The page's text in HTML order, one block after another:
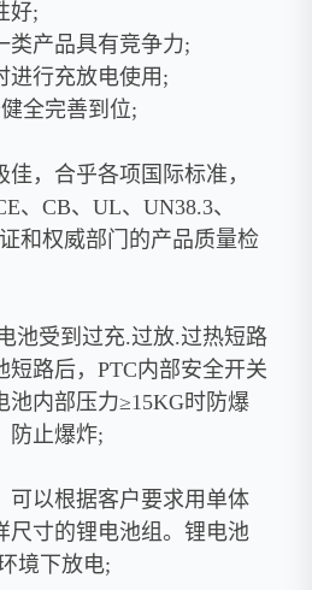
好;
类产品具有竞争力;
进行充放电使用 ;
全完善到位;
，合乎各项国际标准，
、 CB、 UL、 UN38.3、
和权威部门的产品质量检
池受到过充.过放.过热短路
路后， PTC内部安全开关
池内部压力≥15KG时防爆
防止爆炸;
可以根据客户要求用单体
尺寸的锂电池组。锂电池
境下放电;